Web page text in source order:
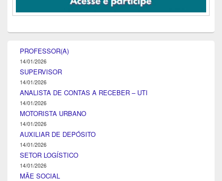
PROFESSOR(A)
14/01/2026
SUPERVISOR
14/01/2026
ANALISTA DE CONTAS A RECEBER – UTI
14/01/2026
MOTORISTA URBANO
14/01/2026
AUXILIAR DE DEPÓSITO
14/01/2026
SETOR LOGÍSTICO
14/01/2026
MÃE SOCIAL